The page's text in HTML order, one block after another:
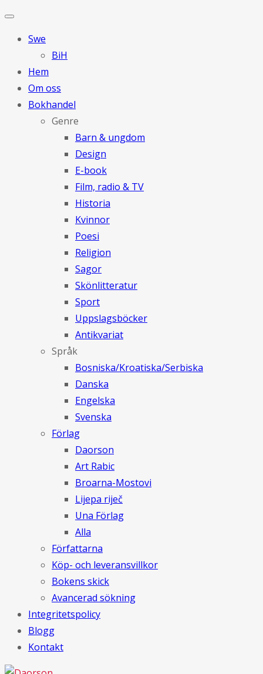
Swe
BiH
Hem
Om oss
Bokhandel
Genre
Barn & ungdom
Design
E-book
Film, radio & TV
Historia
Kvinnor
Poesi
Religion
Sagor
Skönlitteratur
Sport
Uppslagsböcker
Antikvariat
Språk
Bosniska/Kroatiska/Serbiska
Danska
Engelska
Svenska
Förlag
Daorson
Art Rabic
Broarna-Mostovi
Lijepa riječ
Una Förlag
Alla
Författarna
Köp- och leveransvillkor
Bokens skick
Avancerad sökning
Integritetspolicy
Blogg
Kontakt